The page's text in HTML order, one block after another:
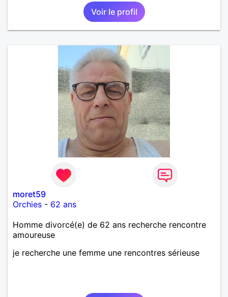
Voir le profil
moret59
Orchies - 62 ans
Homme divorcé(e) de 62 ans recherche rencontre
amoureuse
je recherche une femme une rencontres sérieuse